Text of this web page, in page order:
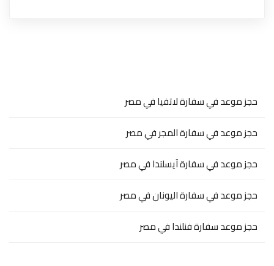
حجز موعد في سفارة لاتفيا في مصر
حجز موعد في سفارة المجر في مصر
حجز موعد في سفارة آيسلندا في مصر
حجز موعد في سفارة اليونان في مصر
حجز موعد سفارة فنلندا في مصر